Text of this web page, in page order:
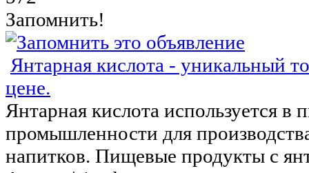
Запомнить!
Янтарная кислота - уникальный
цене.
Янтарная кислота используется в
промышленности для
напитков. Пищевые продукты с